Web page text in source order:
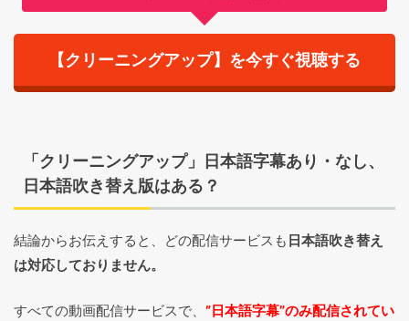
【クリーニングアップ】を今すぐ視聴する
「クリーニングアップ」日本語字幕あり・なし、
日本語吹き替え版はある？
結論からお伝えすると、どの配信サービスも 日本語吹き替え
は対応しておりません。
すべての動画配信サービスで、 ”日本語字幕”のみ配信されてい